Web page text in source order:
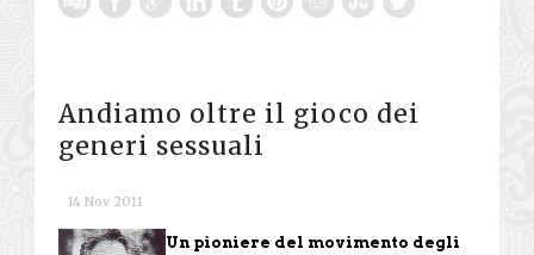
Andiamo oltre il gioco dei
generi sessuali
14 Nov 2011
Un pioniere del movimento degli